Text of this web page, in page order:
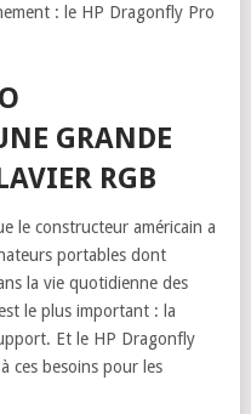
: le HP Dragonfly Pro
GRANDE
RGB
le constructeur américain a
portables dont
la vie quotidienne des
le plus important : la
Et le HP Dragonfly
ces besoins pour les